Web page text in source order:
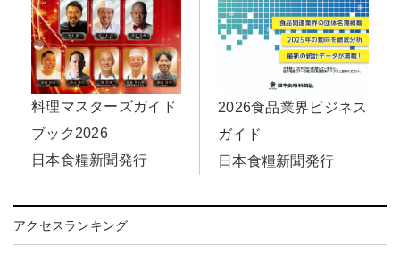
料理マスターズガイド
ブック2026
日本食糧新聞発行
2026食品業界ビジネス
ガイド
日本食糧新聞発行
アクセスランキング